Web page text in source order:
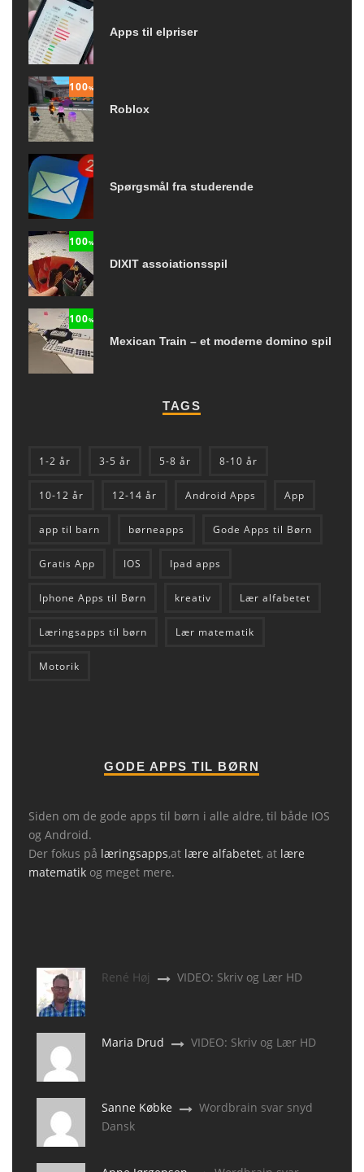
Apps til elpriser
100%
Roblox
Spørgsmål fra studerende
100%
DIXIT assoiationsspil
100%
Mexican Train – et moderne domino spil
TAGS
1-2 år 3-5 år 5-8 år 8-10 år
10-12 år 12-14 år Android Apps App
app til barn børneapps Gode Apps til Børn
Gratis App IOS Ipad apps
Iphone Apps til Børn kreativ Lær alfabetet
Læringsapps til børn Lær matematik
Motorik
GODE APPS TIL BØRN
Siden om de gode apps til børn i alle aldre, til både IOS
og Android.
Der fokus på læringsapps,at lære alfabetet, at lære
matematik og meget mere.
René Høj VIDEO: Skriv og Lær HD
Maria Drud VIDEO: Skriv og Lær HD
Sanne Købke
Wordbrain svar snyd
Dansk